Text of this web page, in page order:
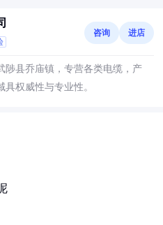
咨询 进店
陟县乔庙镇，专营各类电缆，产
权威性与专业性。